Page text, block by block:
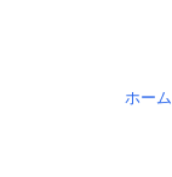
ホーム